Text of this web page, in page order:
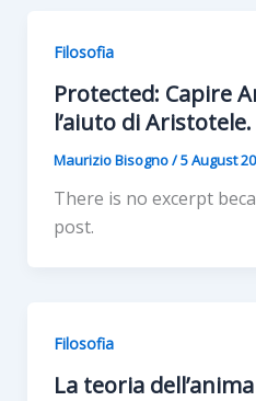
Filosofia
Protected: Capire
l’aiuto di Aristotele.
Maurizio Bisogno/5 August
There is no excerpt
post.
Filosofia
La teoria